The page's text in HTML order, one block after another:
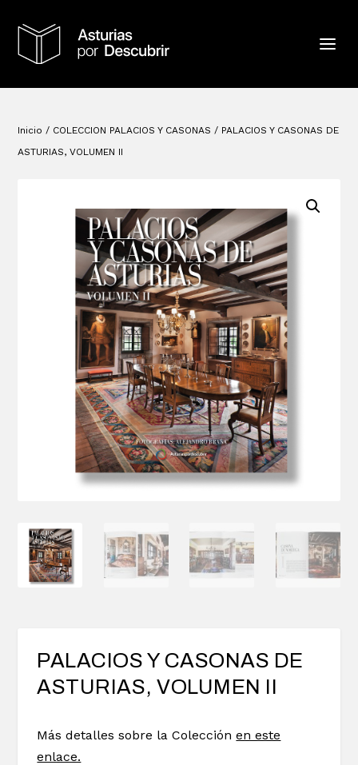
Inicio / COLECCION PALACIOS Y CASONAS / PALACIOS Y CASONAS DE
ASTURIAS, VOLUMEN II
PALACIOS Y CASONAS DE
ASTURIAS, VOLUMEN II
Más detalles sobre la Colecciónen este
enlace.